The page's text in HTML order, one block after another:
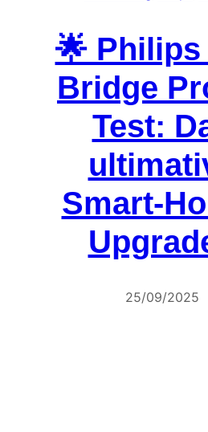
🌟 Philips
Bridge
Test:
Smart-
25/09/2025